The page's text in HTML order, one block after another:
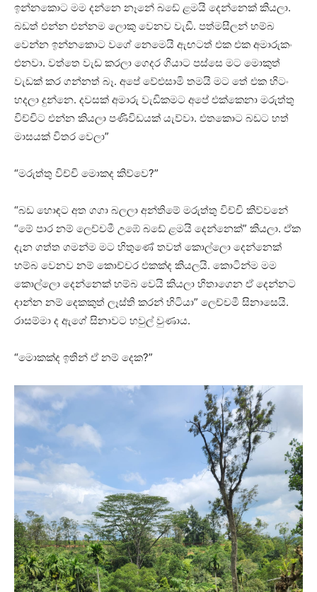
ඉන්නකොට මම දන්නෙ නෑනේ බඩේ ළමයි දෙන්නෙක් කියලා.
බඩත් එන්න එන්නම ලොකු වෙනව වැඩී. පත්මසීලන් හම්බ
වෙන්න ඉන්නකොට වගේ නෙමෙයි ඇඟටත් එක එක අමාරුකං
එනවා. වත්තෙ වැඩ කරලා ගෙදර ගියාට පස්සෙ මට මොකුත්
වැඩක් කර ගන්නත් බෑ. අපේ වේළුසාමි තමයි මට තේ එක හිටං
හදලා දුන්නෙ. දවසක් අමාරු වැඩිකමට අපේ එක්කෙනා මරුත්තු
විච්චිට එන්න කියලා පණිවිඩයක් යැව්වා. එතකොට බඩට හත්
මාසයක් විතර වෙලා”
“මරුත්තු විච්චි මොකද කිව්වෙ?”
“බඩ හොඳට අත ගගා බලලා අන්තිමේ මරුත්තු විච්චි කිව්වනේ
“මේ පාර නම් ලෙච්චමී උඹේ බඩේ ළමයි දෙන්නෙක්” කියලා. ඒක
දැන ගත්ත ගමන්ම මට හිතුණේ තවත් කොල්ලො දෙන්නෙක්
හම්බ වෙනව නම් කොච්චර එකක්ද කියලයි. කොටින්ම මම
කොල්ලො දෙන්නෙක් හම්බ වෙයි කියලා හිතාගෙන ඒ දෙන්නට
දාන්න නම් දෙකකුත් ලෑස්ති කරන් හිටියා” ලෙච්චමී සිනාසෙයි.
රාසම්මා ද ඇගේ සිනාවට හවුල් වුණාය.
“මොකක්ද ඉතින් ඒ නම් දෙක?”